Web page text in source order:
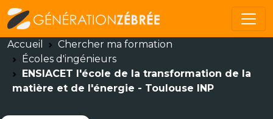
Accueil
Chercher ma formation
Écoles d'ingénieurs
ENSIACET l'école de la transformation de la
matière et de l'énergie - Toulouse INP